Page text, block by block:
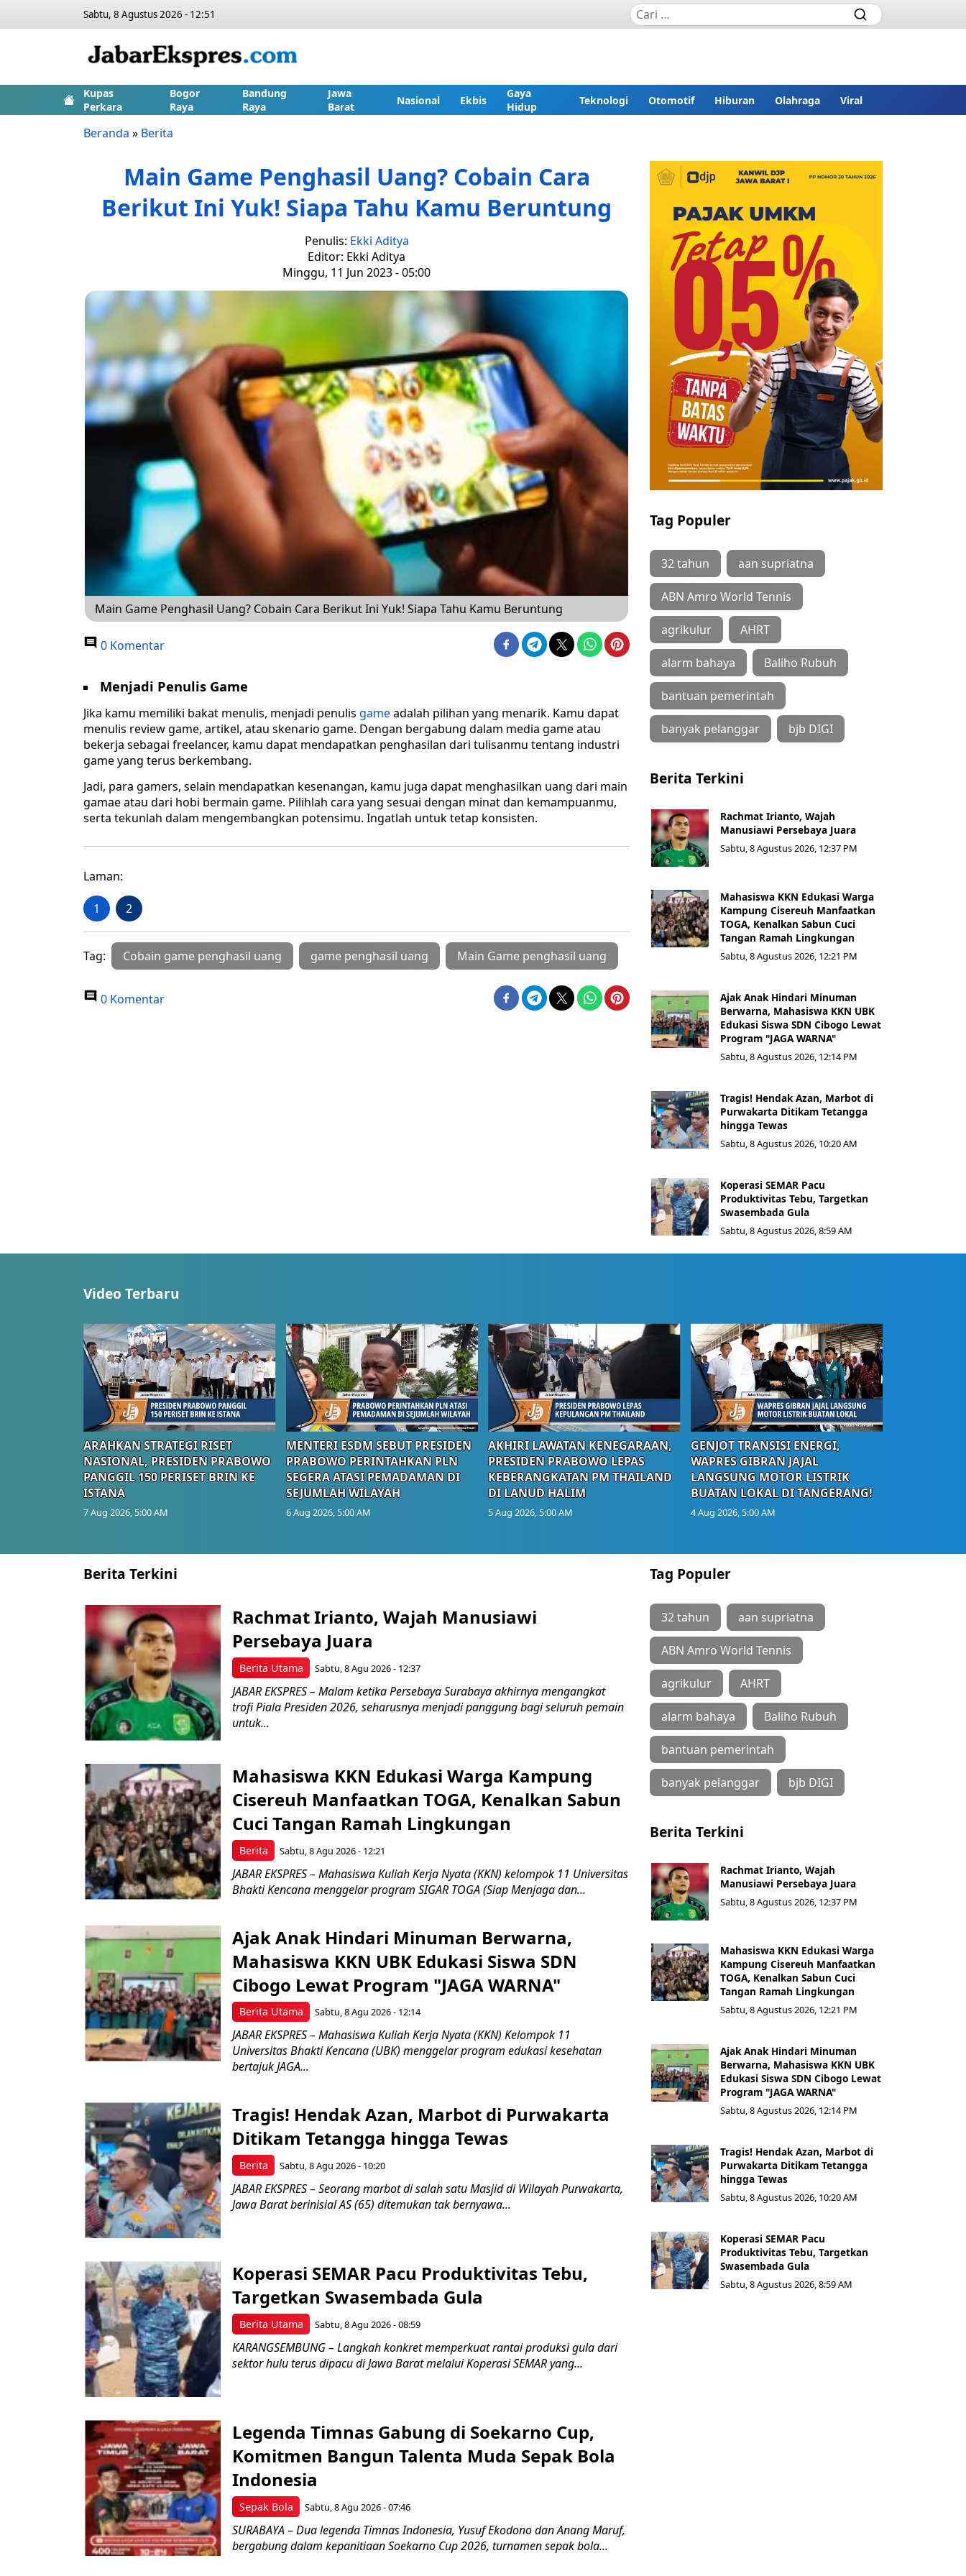
Sabtu, 8 Agustus 2026 - 12:51
Kupas
Perkara
Bogor
Raya
Bandung
Raya
Jawa
Barat
Nasional Ekbis
Gaya
Hidup
Teknologi Otomotif Hiburan Olahraga Viral
Beranda » Berita
Main Game Penghasil Uang? Cobain Cara
Berikut Ini Yuk! Siapa Tahu Kamu Beruntung
Penulis: Ekki Aditya
Editor: Ekki Aditya
Minggu, 11 Jun 2023 - 05:00
Main Game Penghasil Uang? Cobain Cara Berikut Ini Yuk! Siapa Tahu Kamu Beruntung
0 Komentar
Menjadi Penulis Game
Jika kamu memiliki bakat menulis, menjadi penulis gameadalah pilihan yang menarik. Kamu dapat
menulis review game, artikel, atau skenario game. Dengan bergabung dalam media game atau
bekerja sebagai freelancer, kamu dapat mendapatkan penghasilan dari tulisanmu tentang industri
game yang terus berkembang.
Jadi, para gamers, selain mendapatkan kesenangan, kamu juga dapat menghasilkan uang dari main
gamae atau dari hobi bermain game. Pilihlah cara yang sesuai dengan minat dan kemampuanmu,
serta tekunlah dalam mengembangkan potensimu. Ingatlah untuk tetap konsisten.
Laman:
1 2
Tag: Cobain game penghasil uang game penghasil uang Main Game penghasil uang
0 Komentar
Tag Populer
32 tahun aan supriatna
ABN Amro World Tennis
agrikulur AHRT
alarm bahaya Baliho Rubuh
bantuan pemerintah
banyak pelanggar bjb DIGI
Berita Terkini
Rachmat Irianto, Wajah
Manusiawi Persebaya Juara
Sabtu, 8 Agustus 2026, 12:37 PM
Mahasiswa KKN Edukasi Warga
Kampung Cisereuh Manfaatkan
TOGA, Kenalkan Sabun Cuci
Tangan Ramah Lingkungan
Sabtu, 8 Agustus 2026, 12:21 PM
Ajak Anak Hindari Minuman
Berwarna, Mahasiswa KKN UBK
Edukasi Siswa SDN Cibogo Lewat
Program "JAGA WARNA"
Sabtu, 8 Agustus 2026, 12:14 PM
Tragis! Hendak Azan, Marbot di
Purwakarta Ditikam Tetangga
hingga Tewas
Sabtu, 8 Agustus 2026, 10:20 AM
Koperasi SEMAR Pacu
Produktivitas Tebu, Targetkan
Swasembada Gula
Sabtu, 8 Agustus 2026, 8:59 AM
Video Terbaru
ARAHKAN STRATEGI RISET
NASIONAL, PRESIDEN PRABOWO
PANGGIL 150 PERISET BRIN KE
ISTANA
7 Aug 2026, 5:00 AM
MENTERI ESDM SEBUT PRESIDEN
PRABOWO PERINTAHKAN PLN
SEGERA ATASI PEMADAMAN DI
SEJUMLAH WILAYAH
6 Aug 2026, 5:00 AM
AKHIRI LAWATAN KENEGARAAN,
PRESIDEN PRABOWO LEPAS
KEBERANGKATAN PM THAILAND
DI LANUD HALIM
5 Aug 2026, 5:00 AM
GENJOT TRANSISI ENERGI,
WAPRES GIBRAN JAJAL
LANGSUNG MOTOR LISTRIK
BUATAN LOKAL DI TANGERANG!
4 Aug 2026, 5:00 AM
Berita Terkini
Berita Utama
Rachmat Irianto, Wajah Manusiawi
Persebaya Juara
Sabtu, 8 Agu 2026 - 12:37
JABAR EKSPRES – Malam ketika Persebaya Surabaya akhirnya mengangkat
trofi Piala Presiden 2026, seharusnya menjadi panggung bagi seluruh pemain
untuk...
Berita
Mahasiswa KKN Edukasi Warga Kampung
Cisereuh Manfaatkan TOGA, Kenalkan Sabun
Cuci Tangan Ramah Lingkungan
Sabtu, 8 Agu 2026 - 12:21
JABAR EKSPRES – Mahasiswa Kuliah Kerja Nyata (KKN) kelompok 11 Universitas
Bhakti Kencana menggelar program SIGAR TOGA (Siap Menjaga dan...
Berita Utama
Ajak Anak Hindari Minuman Berwarna,
Mahasiswa KKN UBK Edukasi Siswa SDN
Cibogo Lewat Program "JAGA WARNA"
Sabtu, 8 Agu 2026 - 12:14
JABAR EKSPRES – Mahasiswa Kuliah Kerja Nyata (KKN) Kelompok 11
Universitas Bhakti Kencana (UBK) menggelar program edukasi kesehatan
bertajuk JAGA...
Berita
Tragis! Hendak Azan, Marbot di Purwakarta
Ditikam Tetangga hingga Tewas
Sabtu, 8 Agu 2026 - 10:20
JABAR EKSPRES – Seorang marbot di salah satu Masjid di Wilayah Purwakarta,
Jawa Barat berinisial AS (65) ditemukan tak bernyawa...
Berita Utama
Koperasi SEMAR Pacu Produktivitas Tebu,
Targetkan Swasembada Gula
Sabtu, 8 Agu 2026 - 08:59
KARANGSEMBUNG – Langkah konkret memperkuat rantai produksi gula dari
sektor hulu terus dipacu di Jawa Barat melalui Koperasi SEMAR yang...
Sepak Bola
Legenda Timnas Gabung di Soekarno Cup,
Komitmen Bangun Talenta Muda Sepak Bola
Indonesia
Sabtu, 8 Agu 2026 - 07:46
SURABAYA – Dua legenda Timnas Indonesia, Yusuf Ekodono dan Anang Maruf,
bergabung dalam kepanitiaan Soekarno Cup 2026, turnamen sepak bola...
Tag Populer
32 tahun aan supriatna
ABN Amro World Tennis
agrikulur AHRT
alarm bahaya Baliho Rubuh
bantuan pemerintah
banyak pelanggar bjb DIGI
Berita Terkini
Rachmat Irianto, Wajah
Manusiawi Persebaya Juara
Sabtu, 8 Agustus 2026, 12:37 PM
Mahasiswa KKN Edukasi Warga
Kampung Cisereuh Manfaatkan
TOGA, Kenalkan Sabun Cuci
Tangan Ramah Lingkungan
Sabtu, 8 Agustus 2026, 12:21 PM
Ajak Anak Hindari Minuman
Berwarna, Mahasiswa KKN UBK
Edukasi Siswa SDN Cibogo Lewat
Program "JAGA WARNA"
Sabtu, 8 Agustus 2026, 12:14 PM
Tragis! Hendak Azan, Marbot di
Purwakarta Ditikam Tetangga
hingga Tewas
Sabtu, 8 Agustus 2026, 10:20 AM
Koperasi SEMAR Pacu
Produktivitas Tebu, Targetkan
Swasembada Gula
Sabtu, 8 Agustus 2026, 8:59 AM